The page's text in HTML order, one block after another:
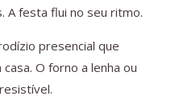
A festa flui no seu ritmo.
presencial que
O forno a lenha ou